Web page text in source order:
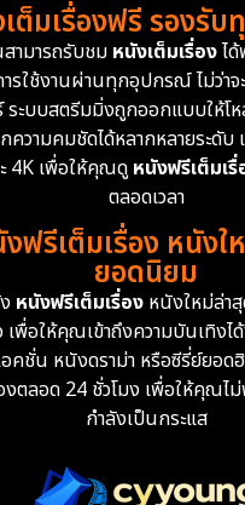
กาพย์
รอบครัว
จินตนาการ
ต็มเรื่องฟรี รองรั
ามารถรับชม หนังเต็มเรื่องไ
รใช้งานผ่านทุกอุปกรณ์ ไม่ว่าจ
ระบบสตรีมมิ่งถูกออกแบบให้โห
ความคมชัดได้หลากหลายระดั
4K เพื่อให้คุณดูหนังฟรีเต็มเรื่
ตลอดเวลา
ฟรีเต็มเรื่อง หนังใ
ยอดนิยม
หนังฟรีเต็มเรื่อง หนังใหม่ล่า
เพื่อให้คุณเข้าถึงความบันเทิงได้
คชั่น หนังดราม่า หรือซีรี่ย์ยอด
งตลอด 24 ชั่วโมง เพื่อให้คุณไ
กำลังเป็นกระแส